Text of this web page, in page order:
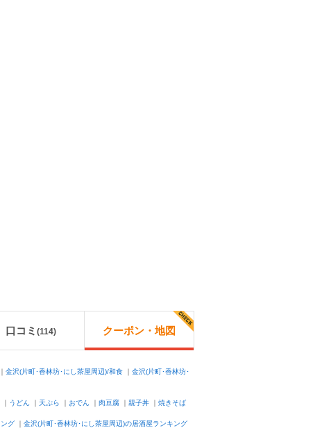
口コミ (114) クーポン・地図
｜ 金沢(片町･香林坊･にし茶屋周辺)/和食 ｜ 金沢(片町･香林坊･
｜ うどん ｜ 天ぷら ｜ おでん ｜ 肉豆腐 ｜ 親子丼 ｜ 焼きそば
グ ｜ 金沢(片町･香林坊･にし茶屋周辺)の居酒屋ランキング